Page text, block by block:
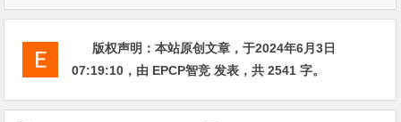
版权声明：本站原创文章，于2024年6月3日
07:19:10 ，由 EPCP智竞 发表，共 2541 字。